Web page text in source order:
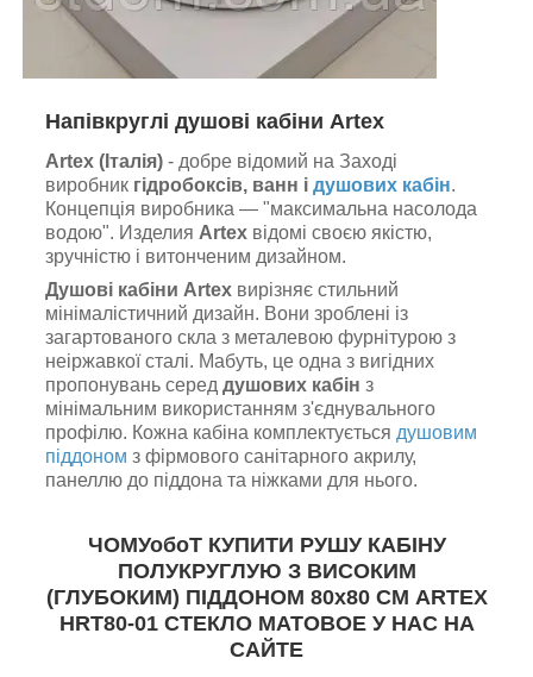
Напівкруглі душові кабіни Artex
Artex (Італія) - добре відомий на Заході
виробник гідробоксів, ванн і душових кабін.
Концепція виробника — "максимальна насолода
водою". Изделия Artex відомі своєю якістю,
зручністю і витонченим дизайном.
Душові кабіни Artex вирізняє стильний
мінімалістичний дизайн. Вони зроблені із
загартованого скла з металевою фурнітурою з
неіржавкої сталі. Мабуть, це одна з вигідних
пропонувань серед душових кабін з
мінімальним використанням з'єднувального
профілю. Кожна кабіна комплектується душовим
піддоном з фірмового санітарного акрилу,
панеллю до піддона та ніжками для нього.
ЧОМУобоТ КУПИТИ РУШУ КАБІНУ
ПОЛУКРУГЛУЮ З ВИСОКИМ
(ГЛУБОКИМ) ПІДДОНОМ 80х80 СМ ARTEX
HRT80-01 СТЕКЛО МАТОВОЕ У НАС НА
САЙТЕ